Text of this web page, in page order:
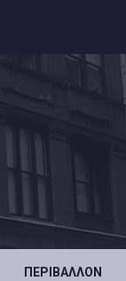
ΠΕΡΙΒΆΛΛΟΝ